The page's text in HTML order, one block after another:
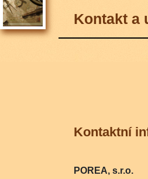
Kontakt a
Kontaktní
POREA, s.r.o.